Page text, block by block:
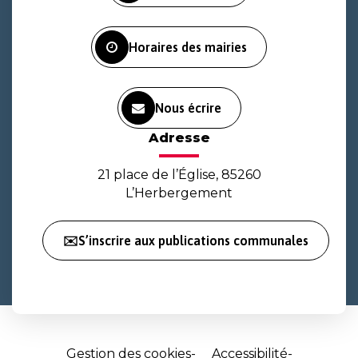
comptecomptechaîne
Horaires des mairies
Nous écrire
Adresse
21 place de l’Église, 85260
L’Herbergement
✉️S’inscrire aux publications communales
Gestion des cookies Accessibilité